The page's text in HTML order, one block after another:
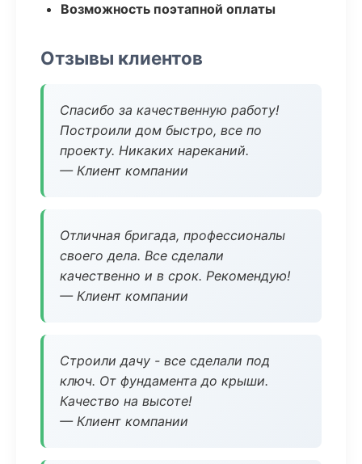
Возможность поэтапной оплаты
Отзывы клиентов
Спасибо за качественную работу!
Построили дом быстро, все по
проекту. Никаких нареканий.
— Клиент компании
Отличная бригада, профессионалы
своего дела. Все сделали
качественно и в срок. Рекомендую!
— Клиент компании
Строили дачу - все сделали под
ключ. От фундамента до крыши.
Качество на высоте!
— Клиент компании